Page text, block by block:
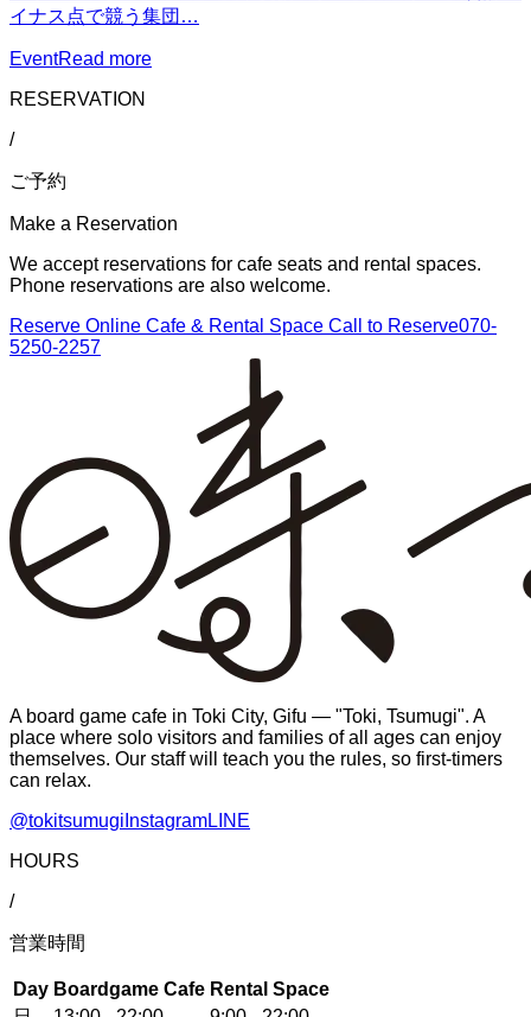
イナス点で競う集団…
EventRead more
RESERVATION
/
ご予約
Make a Reservation
We accept reservations for cafe seats and rental spaces.
Phone reservations are also welcome.
Reserve Online Cafe & Rental Space Call to Reserve070-
5250-2257
A board game cafe in Toki City, Gifu — "Toki, Tsumugi". A
place where solo visitors and families of all ages can enjoy
themselves. Our staff will teach you the rules, so first-timers
can relax.
@tokitsumugi InstagramLINE
HOURS
/
営業時間
Day Boardgame Cafe Rental Space